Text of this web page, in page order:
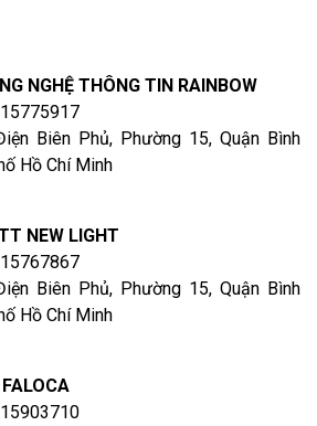
NGHỆ THÔNG TIN RAINBOW
Biên Phủ, Phường 15, Quận Bình
Hồ Chí Minh
NEW LIGHT
Biên Phủ, Phường 15, Quận Bình
Hồ Chí Minh